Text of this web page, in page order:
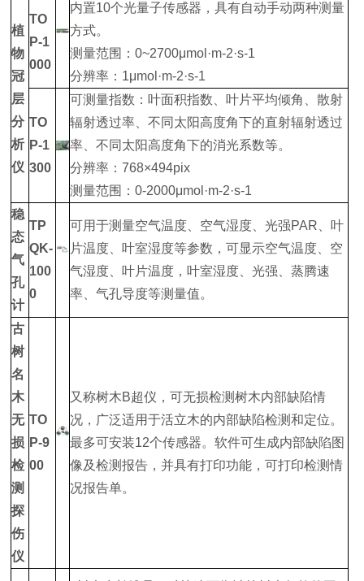
植
物
冠
层
分
析
仪
TO
P-1
000
内置10个光量子传感器，具有自动手动两种测量
方式。
测量范围：0~2700μmol·m-2·s-1
分辨率：1μmol·m-2·s-1
TO
P-1
300
可测量指数：叶面积指数、叶片平均倾角、散射
辐射透过率、不同太阳高度角下的直射辐射透过
率、不同太阳高度角下的消光系数等。
分辨率：768×494pix
测量范围：0-2000μmol·m-2·s-1
稳
态
气
孔
计
TP
QK-
100
0
可用于测量空气温度、空气湿度、光强PAR、叶
片温度、叶室湿度等参数，可显示空气温度、空
气湿度、叶片温度，叶室湿度、光强、蒸腾速
率、气孔导度等测量值。
古
树
名
木
无
损
检
测
探
伤
仪
TO
P-9
00
又称树木B超仪，可无损检测树木内部缺陷情
况，广泛适用于活立木的内部缺陷检测和定位。
最多可安装12个传感器。软件可生成内部缺陷图
像及检测报告，并具有打印功能，可打印检测情
况报告单。